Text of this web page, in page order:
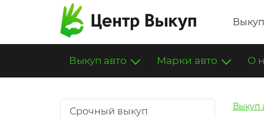
Выкуп авто Марки авто О
Срочный выкуп
Выкуп